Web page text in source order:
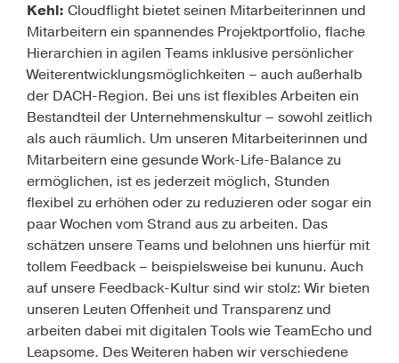
Kehl: Cloudflight bietet seinen Mitarbeiterinnen und
Mitarbeitern ein spannendes Projektportfolio, flache
Hierarchien in agilen Teams inklusive persönlicher
Weiterentwicklungsmöglichkeiten – auch außerhalb
der DACH-Region. Bei uns ist flexibles Arbeiten ein
Bestandteil der Unternehmenskultur – sowohl zeitlich
als auch räumlich. Um unseren Mitarbeiterinnen und
Mitarbeitern eine gesunde Work-Life-Balance zu
ermöglichen, ist es jederzeit möglich, Stunden
flexibel zu erhöhen oder zu reduzieren oder sogar ein
paar Wochen vom Strand aus zu arbeiten. Das
schätzen unsere Teams und belohnen uns hierfür mit
tollem Feedback – beispielsweise bei kununu. Auch
auf unsere Feedback-Kultur sind wir stolz: Wir bieten
unseren Leuten Offenheit und Transparenz und
arbeiten dabei mit digitalen Tools wie TeamEcho und
Leapsome. Des Weiteren haben wir verschiedene